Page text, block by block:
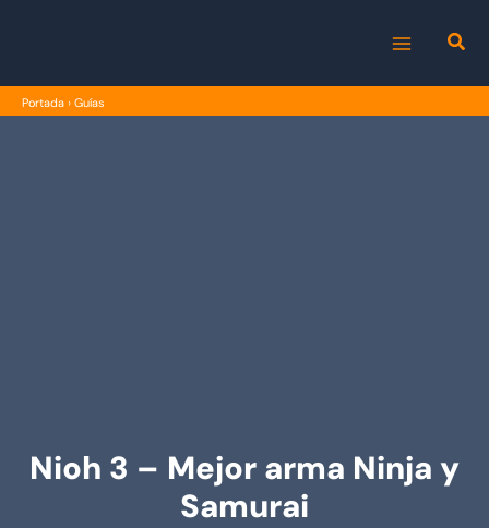
MENU
Portada › Guías
Nioh 3 – Mejor arma Ninja y
Samurai